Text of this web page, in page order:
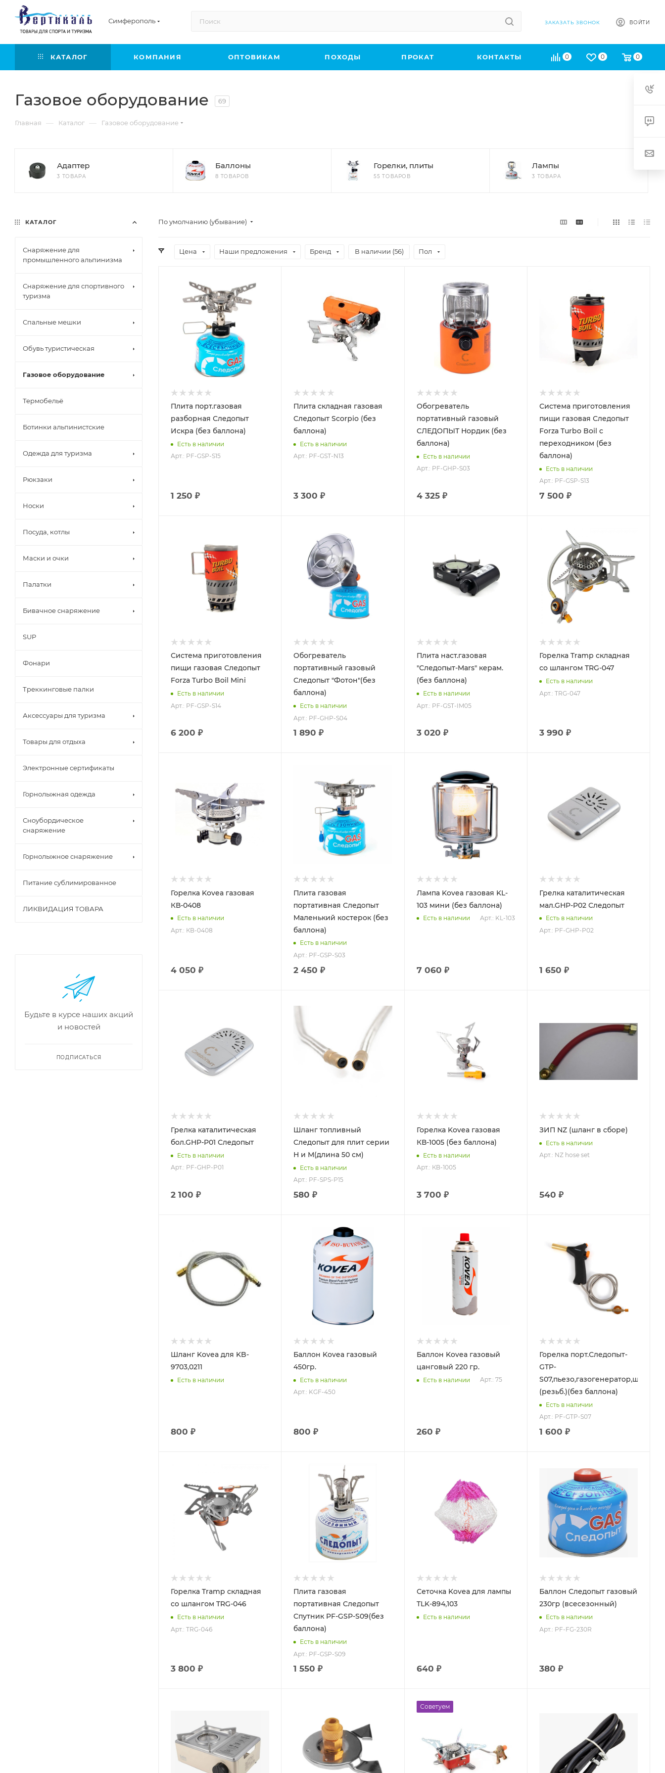
Симферополь ЗАКАЗАТЬ ЗВОНОК ВОЙТИ
0 0 0
КАТАЛОГ КОМПАНИЯ ОПТОВИКАМ ПОХОДЫ ПРОКАТ КОНТАКТЫ
Газовое оборудование 69
Главная — Каталог — Газовое оборудование
Адаптер
3 ТОВАРА
Баллоны
8 ТОВАРОВ
Горелки, плиты
55 ТОВАРОВ
Лампы
3 ТОВАРА
По умолчанию (убывание)
Цена Наши предложения Бренд В наличии (56) Пол
Плита порт.газовая
разборная Следопыт
Искра (без баллона)
Есть в наличии
Арт.: PF-GSP-S15
1 250 ₽
Плита складная газовая
Следопыт Scorpio (без
баллона)
Есть в наличии
Арт.: PF-GST-N13
3 300 ₽
Обогреватель
портативный газовый
СЛЕДОПЫТ Нордик (без
баллона)
Есть в наличии
Арт.: PF-GHP-S03
4 325 ₽
Система приготовления
пищи газовая Следопыт
Forza Turbo Boil с
переходником (без
баллона)
Есть в наличии
Арт.: PF-GSP-S13
7 500 ₽
Система приготовления
пищи газовая Следопыт
Forza Turbo Boil Mini
Есть в наличии
Арт.: PF-GSP-S14
6 200 ₽
Обогреватель
портативный газовый
Следопыт "Фотон"(без
баллона)
Есть в наличии
Арт.: PF-GHP-S04
1 890 ₽
Плита наст.газовая
"Следопыт-Mars" керам.
(без баллона)
Есть в наличии
Арт.: PF-GST-IM05
3 020 ₽
Горелка Tramp складная
со шлангом TRG-047
Есть в наличии
Арт.: TRG-047
3 990 ₽
Горелка Kovea газовая
КВ-0408
Есть в наличии
Арт.: КВ-0408
4 050 ₽
Плита газовая
портативная Следопыт
Маленький костерок (без
баллона)
Есть в наличии
Арт.: PF-GSP-S03
2 450 ₽
Лампа Kovea газовая KL-
103 мини (без баллона)
Есть в наличии Арт.: KL-103
7 060 ₽
Грелка каталитическая
мал.GHP-P02 Следопыт
Есть в наличии
Арт.: PF-GHP-P02
1 650 ₽
Грелка каталитическая
бол.GHP-P01 Следопыт
Есть в наличии
Арт.: PF-GHP-P01
2 100 ₽
Шланг топливный
Следопыт для плит серии
Н и М(длина 50 см)
Есть в наличии
Арт.: PF-SPS-Р15
580 ₽
Горелка Kovea газовая
КВ-1005 (без баллона)
Есть в наличии
Арт.: КВ-1005
3 700 ₽
ЗИП NZ (шланг в сборе)
Есть в наличии
Арт.: NZ hose set
540 ₽
Шланг Kovea для KB-
9703,0211
Есть в наличии
800 ₽
Баллон Kovea газовый
450гр.
Есть в наличии
Арт.: KGF-450
800 ₽
Баллон Kovea газовый
цанговый 220 гр.
Есть в наличии Арт.: 75
260 ₽
Горелка порт.Следопыт-
GTP-
S07,пьезо,газогенератор,шланг
(резьб.)(без баллона)
Есть в наличии
Арт.: PF-GTP-S07
1 600 ₽
Горелка Tramp складная
со шлангом TRG-046
Есть в наличии
Арт.: TRG-046
3 800 ₽
Плита газовая
портативная Следопыт
Спутник PF-GSP-S09(без
баллона)
Есть в наличии
Арт.: PF-GSP-S09
1 550 ₽
Сеточка Kovea для лампы
TLK-894,103
Есть в наличии
640 ₽
Баллон Следопыт газовый
230гр (всесезонный)
Есть в наличии
Арт.: PF-FG-230R
380 ₽
Советуем
КАТАЛОГ
Снаряжение для
промышленного альпинизма
Снаряжение для спортивного
туризма
Спальные мешки
Обувь туристическая
Газовое оборудование
Термобельё
Ботинки альпинистские
Одежда для туризма
Рюкзаки
Носки
Посуда, котлы
Маски и очки
Палатки
Бивачное снаряжение
SUP
Фонари
Треккинговые палки
Аксессуары для туризма
Товары для отдыха
Электронные сертификаты
Горнолыжная одежда
Сноубордическое
снаряжение
Горнолыжное снаряжение
Питание сублимированное
ЛИКВИДАЦИЯ ТОВАРА
Будьте в курсе наших акций
и новостей
ПОДПИСАТЬСЯ